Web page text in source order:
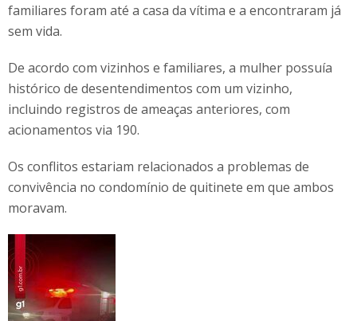
familiares foram até a casa da vítima e a encontraram já
sem vida.
De acordo com vizinhos e familiares, a mulher possuía
histórico de desentendimentos com um vizinho,
incluindo registros de ameaças anteriores, com
acionamentos via 190.
Os conflitos estariam relacionados a problemas de
convivência no condomínio de quitinete em que ambos
moravam.